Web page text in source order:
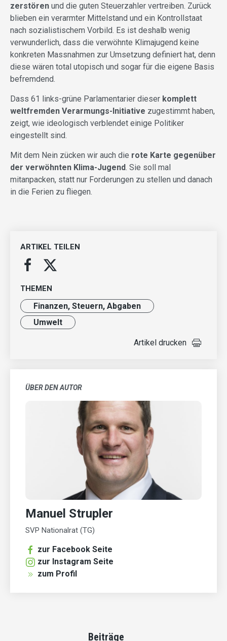
zerstören und die guten Steuerzahler vertreiben. Zurück
blieben ein verarmter Mittelstand und ein Kontrollstaat
nach sozialistischem Vorbild. Es ist deshalb wenig
verwunderlich, dass die verwöhnte Klimajugend keine
konkreten Massnahmen zur Umsetzung definiert hat, denn
diese wären total utopisch und sogar für die eigene Basis
befremdend.
Dass 61 links-grüne Parlamentarier dieser komplett
weltfremden Verarmungs-Initiative zugestimmt haben,
zeigt, wie ideologisch verblendet einige Politiker
eingestellt sind.
Mit dem Nein zücken wir auch die rote Karte gegenüber
der verwöhnten Klima-Jugend. Sie soll mal
mitanpacken, statt nur Forderungen zu stellen und danach
in die Ferien zu fliegen.
ARTIKEL TEILEN
THEMEN
Finanzen, Steuern, Abgaben
Umwelt
Artikel drucken
ÜBER DEN AUTOR
Manuel Strupler
SVP Nationalrat (TG)
zur Facebook Seite
zur Instagram Seite
zum Profil
Beiträge